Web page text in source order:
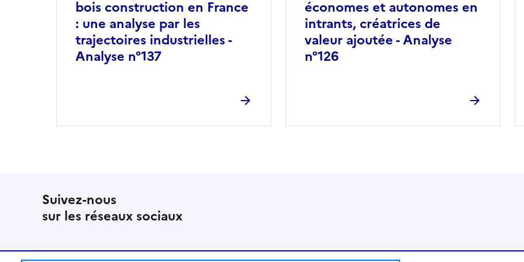
bois construction en France
: une analyse par les
trajectoires industrielles -
Analyse n°137
économes et autonomes en
intrants, créatrices de
valeur ajoutée - Analyse
n°126
Suivez-nous
sur les réseaux sociaux